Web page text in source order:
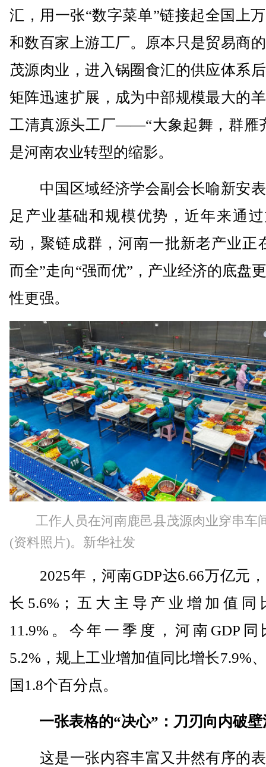
汇，用一张“数字菜单”链接起全国上
和数百家上游工厂。原本只是贸易商
茂源肉业，进入锅圈食汇的供应体系
矩阵迅速扩展，成为中部规模最大的
工清真源头工厂——“大象起舞，群雁
是河南农业转型的缩影。
中国区域经济学会副会长喻新安
足产业基础和规模优势，近年来通
动，聚链成群，河南一批新老产业正
而全”走向“强而优”，产业经济的底盘
性更强。
工作人员在河南鹿邑县茂源肉业穿串车
(资料照片)。新华社发
2025年，河南GDP达6.66万亿元
长5.6%；五大主导产业增加值同
11.9%。今年一季度，河南GDP同
5.2%，规上工业增加值同比增长7.9%
国1.8个百分点。
一张表格的“决心”：刀刃向内破壁
这是一张内容丰富又井然有序的